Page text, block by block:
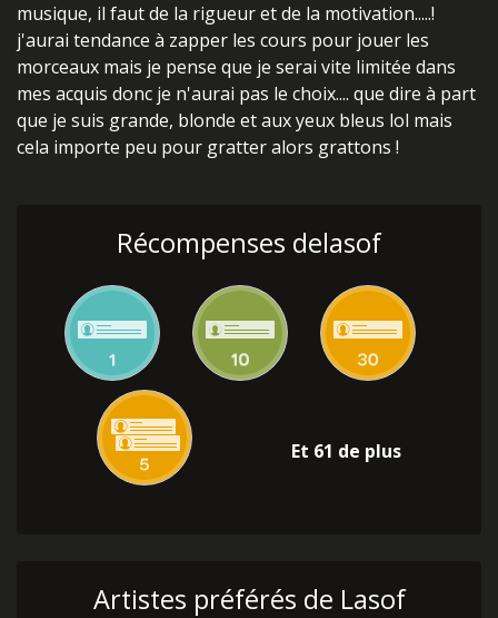
musique, il faut de la rigueur et de la motivation.....!
j'aurai tendance à zapper les cours pour jouer les
morceaux mais je pense que je serai vite limitée dans
mes acquis donc je n'aurai pas le choix.... que dire à part
que je suis grande, blonde et aux yeux bleus lol mais
cela importe peu pour gratter alors grattons !
Récompenses delasof
Et 61 de plus
Artistes préférés de Lasof